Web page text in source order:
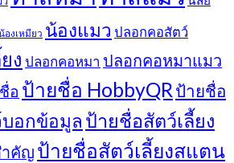
องเหมียว น้องแมว ปลอกคอสัตว์
ง ปลอกคอหมา ปลอกคอหมาแมว
อ ป้ายชื่อ HobbyQR ป้ายชื่อ
อกข้อมูล ป้ายชื่อสัตว์เลี้ยง
ำคัญ ป้ายชื่อสัตว์เลี้ยงสแตน